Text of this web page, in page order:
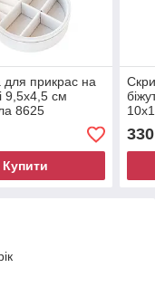
для прикрас на
9,5x4,5 см
8625
Купити
330